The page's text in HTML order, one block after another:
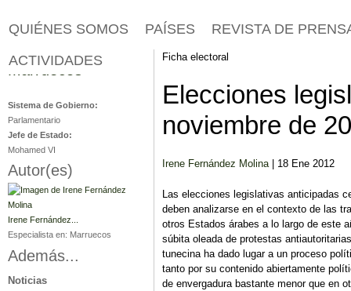
Ficha electoral
Elecciones
noviembre de
Irene Fernández Molina| 18 Ene 2012
Las elecciones legislativas anticipadas
deben analizarse en el contexto de las
otros Estados árabes a lo largo de este
súbita oleada de protestas
tunecina ha dado lugar a un proceso
tanto por su contenido abiertamente
de envergadura bastante menor que en
QUIÉNES SOMOS PAÍSES REVISTA DE
ACTIVIDADES
Marruecos
Sistema de Gobierno:
Parlamentario
Jefe de Estado:
Mohamed VI
Autor(es)
Irene Fernández...
Especialista en: Marruecos
Además...
Noticias